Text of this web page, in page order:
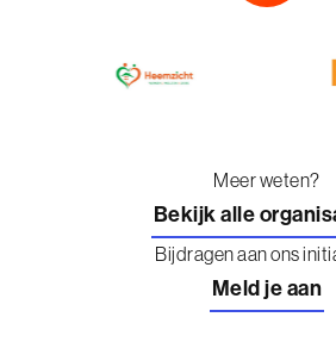
Meer weten?
Bekijk alle
Bijdragen aan ons
Meld je aan